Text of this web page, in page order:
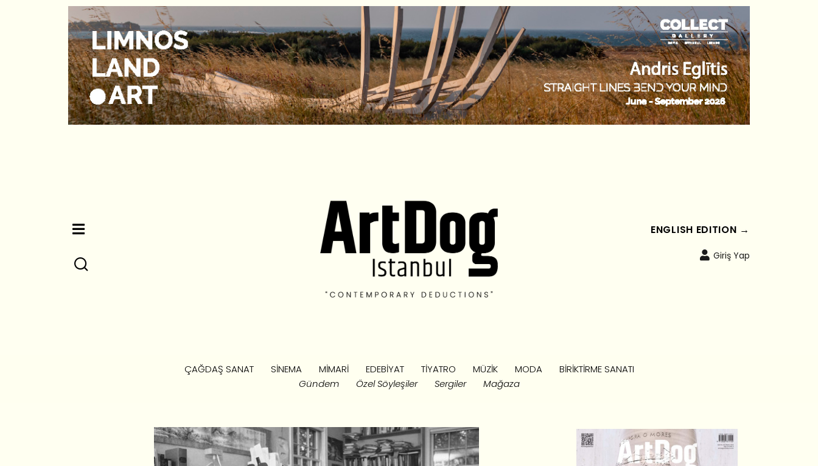
ENGLISH EDITION →
Giriş Yap
ÇAĞDAŞ SANAT SINEMA MIMARI EDEBIYAT TIYATRO MÜZIK MODA
BIRIKTIRME SANATI
Gündem
Özel Söyleşiler Sergiler Mağaza